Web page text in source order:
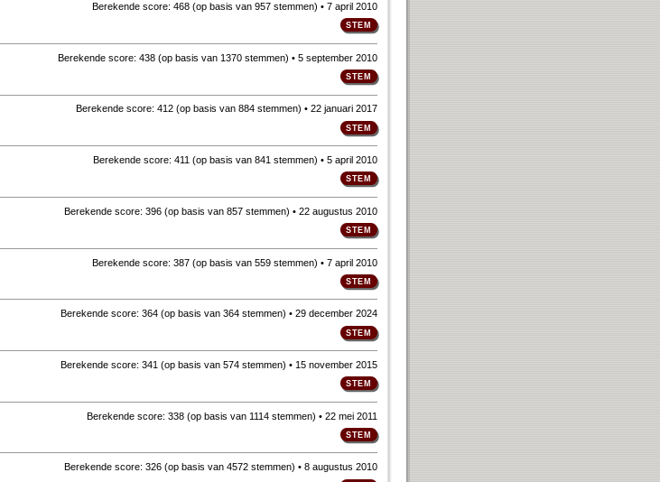
Berekende score: 468(op basis van 957 stemmen) • 7 april 2010
Berekende score: 438(op basis van 1370 stemmen) • 5 september 2010
Berekende score: 412(op basis van 884 stemmen) • 22 januari 2017
Berekende score: 411 (op basis van 841 stemmen) • 5 april 2010
Berekende score: 396(op basis van 857 stemmen) • 22 augustus 2010
Berekende score: 387(op basis van 559 stemmen) • 7 april 2010
Berekende score: 364(op basis van 364 stemmen) • 29 december 2024
Berekende score: 341 (op basis van 574 stemmen) • 15 november 2015
Berekende score: 338(op basis van 1114 stemmen) • 22 mei 2011
Berekende score: 326(op basis van 4572 stemmen) • 8 augustus 2010